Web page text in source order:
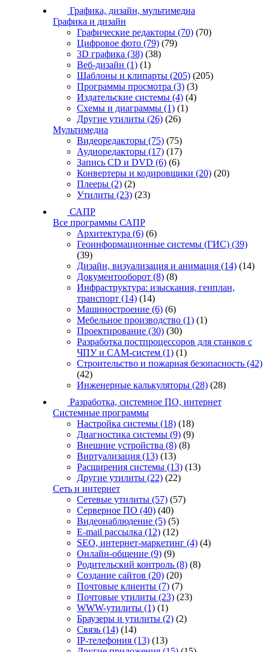
Графика, дизайн, мультимедиа
Графика и дизайн
Графические редакторы (70) (70)
Цифровое фото (79) (79)
3D графика (38) (38)
Веб-дизайн (1) (1)
Шаблоны и клипарты (205) (205)
Программы просмотра (3) (3)
Издательские системы (4) (4)
Схемы и диаграммы (1) (1)
Другие утилиты (26) (26)
Мультимедиа
Видеоредакторы (75) (75)
Аудиоредакторы (17) (17)
Запись CD и DVD (6) (6)
Конвертеры и кодировщики (20) (20)
Плееры (2) (2)
Утилиты (23) (23)
САПР
Все программы САПР
Архитектура (6) (6)
Геоинформационные системы (ГИС) (39)
(39)
Дизайн, визуализация и анимация (14) (14)
Документооборот (8) (8)
Инфраструктура: изыскания, генплан,
транспорт (14) (14)
Машиностроение (6) (6)
Мебельное производство (1) (1)
Проектирование (30) (30)
Разработка постпроцессоров для станков с
ЧПУ и CAM-систем (1) (1)
Строительство и пожарная безопасность (42)
(42)
Инженерные калькуляторы (28) (28)
Разработка, системное ПО, интернет
Системные программы
Настройка системы (18) (18)
Диагностика системы (9) (9)
Внешние устройства (8) (8)
Виртуализация (13) (13)
Расширения системы (13) (13)
Другие утилиты (22) (22)
Сеть и интернет
Сетевые утилиты (57) (57)
Серверное ПО (40) (40)
Видеонаблюдение (5) (5)
E-mail рассылка (12) (12)
SEO, интернет-маркетинг (4) (4)
Онлайн-общение (9) (9)
Родительский контроль (8) (8)
Создание сайтов (20) (20)
Почтовые клиенты (7) (7)
Почтовые утилиты (23) (23)
WWW-утилиты (1) (1)
Браузеры и утилиты (2) (2)
Связь (14) (14)
IP-телефония (13) (13)